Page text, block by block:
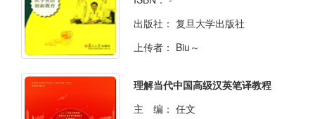
出版社： 复旦大学出版社
上传者： Biu～
理解当代中国高级汉英笔译教程
主 编： 任文